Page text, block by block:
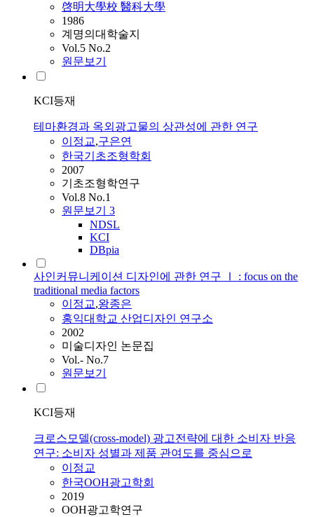
啓明大學校 醫科大學
1986
계명의대학술지
Vol.5 No.2
원문보기
KCI등재
테마환경과 옥외광고물의 상관성에 관한 연구
이정교,구은연
한국기초조형학회
2007
기초조형학연구
Vol.8 No.1
원문보기 3
NDSL
KCI
DBpia
사인커뮤니케이션 디자인에 관한 연구 Ⅰ : focus on the
traditional media factors
이정교,왕종은
홍익대학교 산업디자인 연구소
2002
미술디자인 논문집
Vol.- No.7
원문보기
KCI등재
크로스모델(cross-model) 광고전략에 대한 소비자 반응
연구: 소비자 성별과 제품 관여도를 중심으로
이정교
한국OOH광고학회
2019
OOH광고학연구